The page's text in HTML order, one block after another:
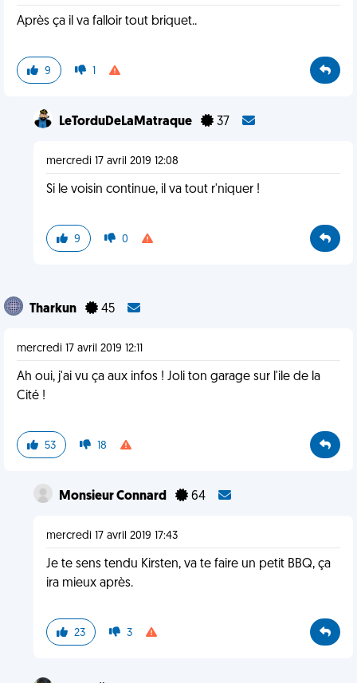
Après ça il va falloir tout briquet..
9 1
LeTorduDeLaMatraque 37
mercredi 17 avril 2019 12:08
Si le voisin continue, il va tout r'niquer !
9 0
Tharkun 45
mercredi 17 avril 2019 12:11
Ah oui, j'ai vu ça aux infos ! Joli ton garage sur l'ile de la
Cité !
53 18
Monsieur Connard 64
mercredi 17 avril 2019 17:43
Je te sens tendu Kirsten, va te faire un petit BBQ, ça
ira mieux après.
23 3